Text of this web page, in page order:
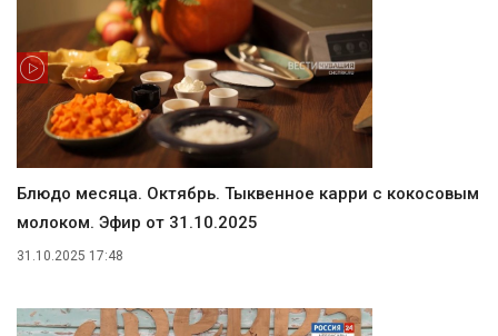
Блюдо месяца. Октябрь. Тыквенное карри с кокосовым
молоком. Эфир от 31.10.2025
31.10.2025 17:48